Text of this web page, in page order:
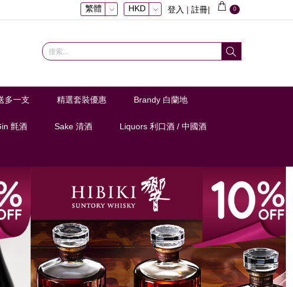
| 0
登入 | 註冊
HKD
繁體
多一支 精選套裝優惠 Brandy 白蘭地
氈酒 Sake 清酒 Liquors 利口酒 / 中國酒